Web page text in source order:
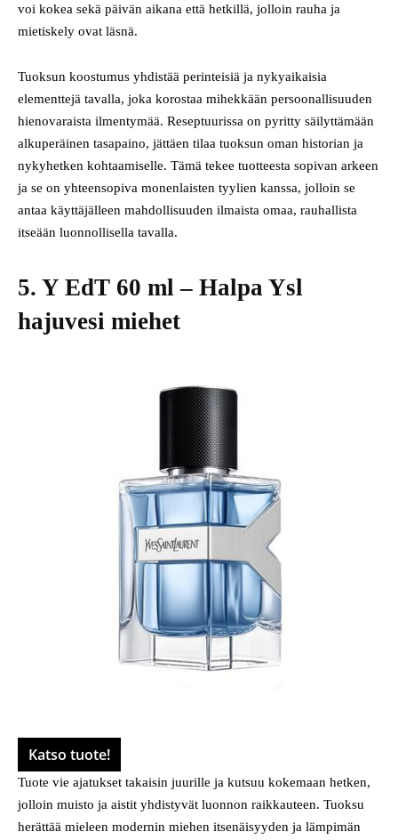
voi kokea sekä päivän aikana että hetkillä, jolloin rauha ja
mietiskely ovat läsnä.
Tuoksun koostumus yhdistää perinteisiä ja nykyaikaisia
elementtejä tavalla, joka korostaa mihekkään persoonallisuuden
hienovaraista ilmentymää. Reseptuurissa on pyritty säilyttämään
alkuperäinen tasapaino, jättäen tilaa tuoksun oman historian ja
nykyhetken kohtaamiselle. Tämä tekee tuotteesta sopivan arkeen
ja se on yhteensopiva monenlaisten tyylien kanssa, jolloin se
antaa käyttäjälleen mahdollisuuden ilmaista omaa, rauhallista
itseään luonnollisella tavalla.
5. Y EdT 60 ml – Halpa Ysl
hajuvesi miehet
Katso tuote!
Tuote vie ajatukset takaisin juurille ja kutsuu kokemaan hetken,
jolloin muisto ja aistit yhdistyvät luonnon raikkauteen. Tuoksu
herättää mieleen modernin miehen itsenäisyyden ja lämpimän